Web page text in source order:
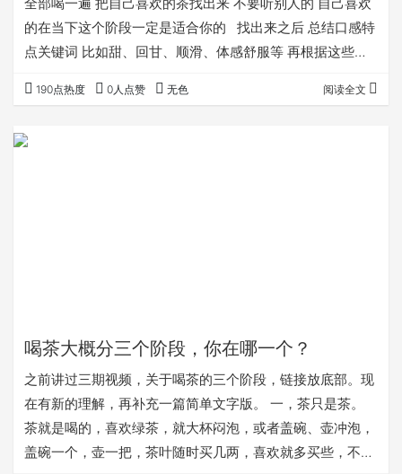
的在当下这个阶段一定是适合你的 找出来之后 总结口感特
点关键词 比如甜、回甘、顺滑、体感舒服等 再根据这些关
喜欢的、风格稳定的一些茶 坚持一段时间 慢慢学习进步
190点热度 0人点赞 无色 阅读全文
喝茶大概分三个阶段，你在哪一个？
之前讲过三期视频，关于喝茶的三个阶段，链接放底部。现
在有新的理解，再补充一篇简单文字版。 一，茶只是茶。
茶就是喝的，喜欢绿茶，就大杯闷泡，或者盖碗、壶冲泡，
盖碗一个，壶一把，茶叶随时买几两，喜欢就多买些，不喜